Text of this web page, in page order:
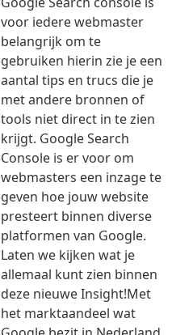
voor iedere webmaster
belangrijk om te
gebruiken hierin zie je een
aantal tips en trucs die je
met andere bronnen of
tools niet direct in te zien
krijgt. Google Search
Console is er voor om
webmasters een inzage te
geven hoe jouw website
presteert binnen diverse
platformen van Google.
Laten we kijken wat je
allemaal kunt zien binnen
deze nieuwe Insight!Met
het marktaandeel wat